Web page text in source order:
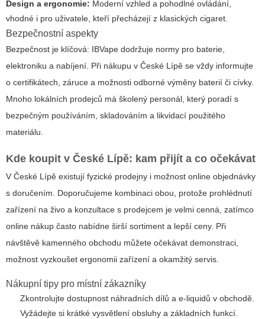
Design a ergonomie: Moderní vzhled a pohodlné ovládání,
vhodné i pro uživatele, kteří přecházejí z klasických cigaret.
Bezpečnostní aspekty
Bezpečnost je klíčová: IBVape dodržuje normy pro baterie,
elektroniku a nabíjení. Při nákupu v České Lípě se vždy informujte
o certifikátech, záruce a možnosti odborné výměny baterií či cívky.
Mnoho lokálních prodejců má školený personál, který poradí s
bezpečným používáním, skladováním a likvidací použitého
materiálu.
Kde koupit v České Lípě: kam přijít a co očekávat
V České Lípě existují fyzické prodejny i možnost online objednávky
s doručením. Doporučujeme kombinaci obou, protože prohlédnutí
zařízení na živo a konzultace s prodejcem je velmi cenná, zatímco
online nákup často nabídne širší sortiment a lepší ceny. Při
návštěvě kamenného obchodu můžete očekávat demonstraci,
možnost vyzkoušet ergonomii zařízení a okamžitý servis.
Nákupní tipy pro místní zákazníky
Zkontrolujte dostupnost náhradních dílů a e-liquidů v obchodě.
Vyžádejte si krátké vysvětlení obsluhy a základních funkcí.